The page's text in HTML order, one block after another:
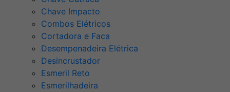
Chave Impacto
Combos Elétricos
Cortadora e Faca
Desempenadeira Elétrica
Desincrustador
Esmeril Reto
Esmerilhadeira